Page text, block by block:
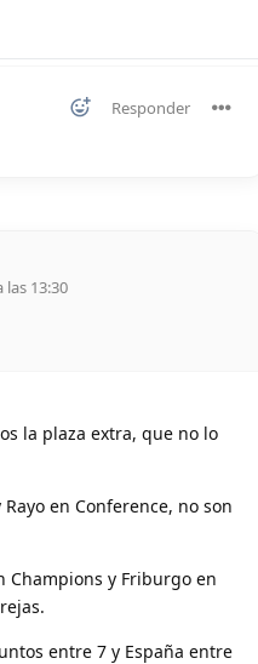
Responder
las 13:30
la plaza extra, que no lo
en Conference, no son
Champions y Friburgo en
entre 7 y España entre